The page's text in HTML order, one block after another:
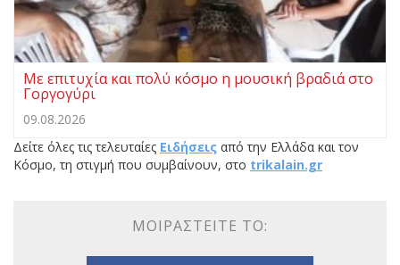
Με επιτυχία και πολύ κόσμο η μουσική βραδιά στο
Γοργογύρι
09.08.2026
Δείτε όλες τις τελευταίες Ειδήσεις από την Ελλάδα και τον
Κόσμο, τη στιγμή που συμβαίνουν, στο trikalain.gr
ΜΟΙΡΑΣΤΕΊΤΕ ΤΟ: